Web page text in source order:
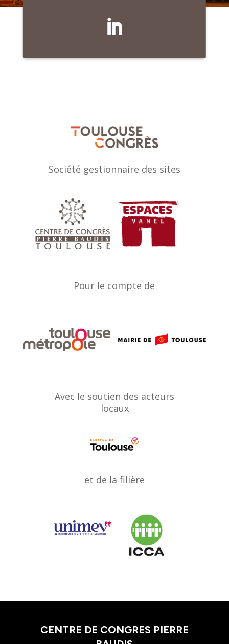
Société gestionnaire des sites
Pour le compte de
Avec le soutien des acteurs
locaux
et de la filière
CENTRE DE CONGRES PIERRE